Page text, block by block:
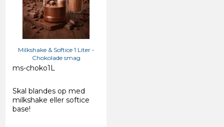
Milkshake & Softice 1 Liter -
Chokolade smag
ms-choko1L
Skal blandes op med
milkshake eller softice
base!